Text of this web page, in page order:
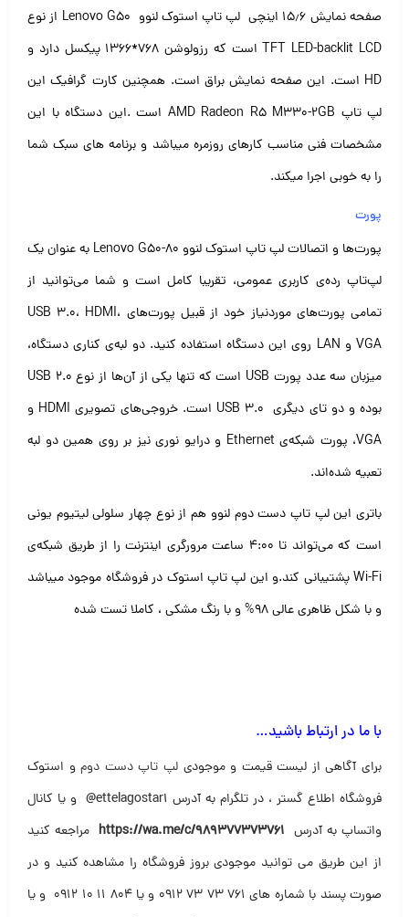
صفحه نمایش ۱۵٫۶ اینچی لپ تاپ استوک لنوو Lenovo G50 از نوع
TFT LED-backlit LCD است که رزولوشن ۷۶۸*۱۳۶۶ پیکسل دارد و
HD است. این صفحه نمایش براق است. همچنین کارت گرافیک این
لپ تاپ AMD Radeon R5 M330-2GB است .
این دستگاه با این
مشخصات فنی مناسب کارهای روزمره میباشد و برنامه های سبک شما
را به خوبی اجرا میکند.
پورت
پورت‌ها و اتصالات لپ تاپ استوک لنوو Lenovo G50-80 به عنوان یک
لپ‌تاپ رده‌ی کاربری عمومی، تقریبا کامل است و شما می‌توانید از
تمامی پورت‌های موردنیاز خود از قبیل پورت‌های USB 3.0، HDMI،
VGA و LAN روی این دستگاه استفاده کنید. دو لبه‌ی کناری دستگاه،
میزبان سه عدد پورت USB است که تنها یکی از آن‌ها از نوع USB 2.0
بوده و دو تای دیگری USB 3.0 است. خروجی‌های تصویری HDMI و
VGA، پورت شبکه‌ی Ethernet و درایو نوری نیز بر روی همین دو لبه
تعبیه شده‌اند.
باتری این لپ تاپ دست دوم لنوو هم از نوع چهار سلولی لیتیوم یونی
است که می‌تواند تا ۴:۰۰ ساعت مرورگری اینترنت را از طریق شبکه‌ی
Wi-Fi پشتیبانی کند.و این لپ تاپ استوک در فروشگاه موجود میباشد
و با شکل ظاهری عالی ۹۸% و با رنگ مشکی ، کاملا تست شده
با ما در ارتباط باشید…
برای آگاهی از لیست قیمت و موجودیلپ تاپ دست دومو استوک
فروشگاه اطلاع گستر ، در تلگرام به آدرس @ettelagostar1 و یا کانال
واتساپ به آدرس https://wa.me/c/989377373761 مراجعه کنید
از این طریق می توانید موجودی بروز فروشگاه را مشاهده کنید و در
صورت پسند با شماره های ۷۶۱ ۷۳ ۷۳ ۰۹۱۲ و یا ۸۰۴ ۱۱ ۱۰ ۰۹۱۲ و یا